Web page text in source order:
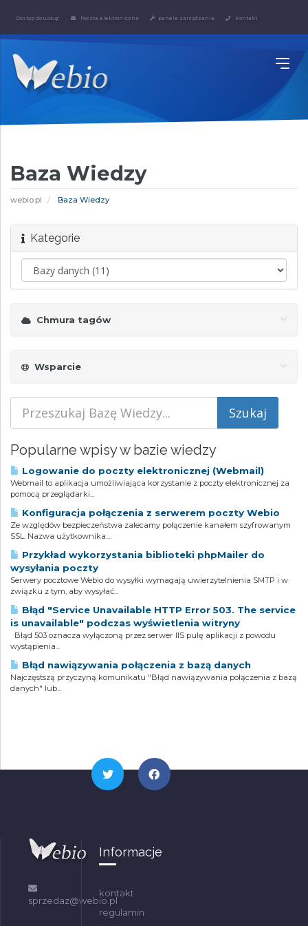
Dostęp do usług: Poczta elektroniczna panele zarządzania Kontakt
Baza Wiedzy
webio.pl Baza Wiedzy
Kategorie
Chmura tagów
Wsparcie
Popularne wpisy w bazie wiedzy
Logowanie do poczty elektronicznej (Webmail)
Webmail to aplikacja umożliwiająca korzystanie z poczty elektronicznej za
pomocą przeglądarki...
Konfiguracja połączenia z serwerem poczty Webio
Ze względów bezpieczeństwa zalecamy połączenie kanałem szyfrowanym
SSL. Nazwa użytkownika:...
Przykład wykorzystania biblioteki phpMailer do
wysyłania poczty
Serwery pocztowe Webio do wysyłki wymagają uwierzytelnienia SMTP i w
związku z tym, aby wysyłać...
Błąd "Service Unavailable HTTP Error 503. The service
is unavailable" podczas wyświetlenia witryny
Błąd 503 oznacza wyłączoną przez serwer IIS pulę aplikacji z powodu
wystąpienia...
Błąd nawiązywania połączenia z bazą danych
Najczęstszą przyczyną komunikatu "Błąd nawiązywania połączenia z bazą
danych" lub...
sprzedaz@webio.pl
Informacje
kontakt
regulamin